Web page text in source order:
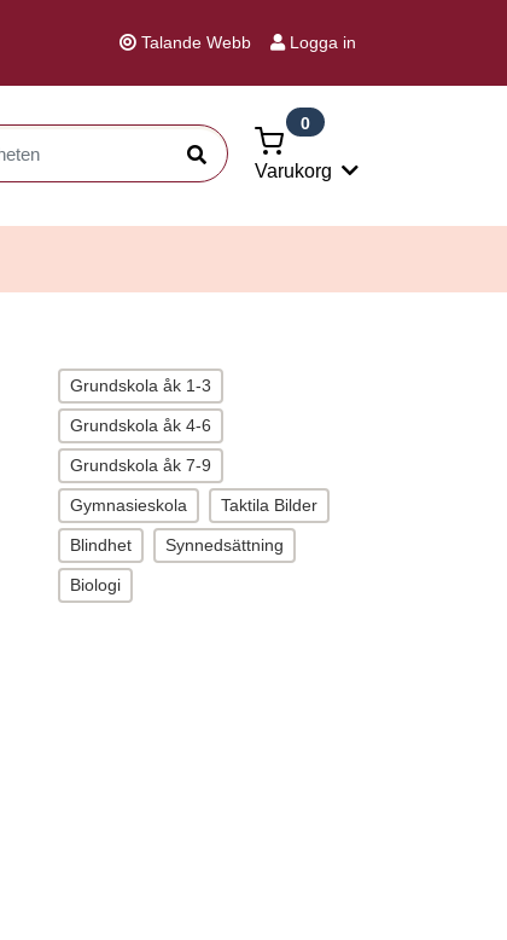
Talande Webb Logga in
Sök
Varukorg
0
Grundskola åk 1-3
Grundskola åk 4-6
Grundskola åk 7-9
Gymnasieskola Taktila Bilder
Blindhet Synnedsättning
Biologi